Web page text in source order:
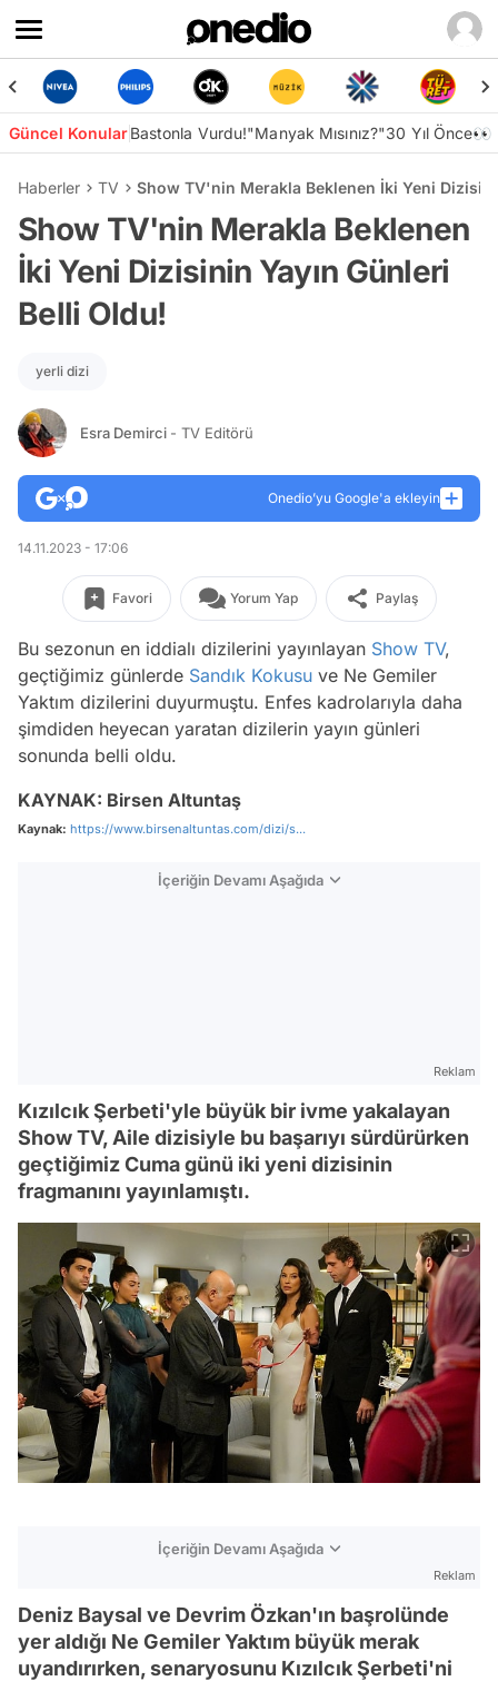
Güncel KonularBastonla Vurdu!"Manyak Mısınız?"30 Yıl Önce👀
Haberler TV Show TV'nin Merakla Beklenen İki Yeni
Show TV'nin Merakla Beklenen
İki Yeni Dizisinin Yayın Günleri
Belli Oldu!
yerli dizi
Esra Demirci - TV Editörü
Onedio’yu Google'a ekleyin
14.11.2023 - 17:06
Favori Yorum Yap Paylaş
Bu sezonun en iddialı dizilerini yayınlayan Show TV,
geçtiğimiz günlerde Sandık Kokusu ve Ne Gemiler
Yaktım dizilerini duyurmuştu. Enfes kadrolarıyla daha
şimdiden heyecan yaratan dizilerin yayın günleri
sonunda belli oldu.
KAYNAK: Birsen Altuntaş
Kaynak: https://www.birsenaltuntas.com/dizi/s...
İçeriğin Devamı Aşağıda
Reklam
Kızılcık Şerbeti'yle büyük bir ivme yakalayan
Show TV, Aile dizisiyle bu başarıyı sürdürürken
geçtiğimiz Cuma günü iki yeni dizisinin
fragmanını yayınlamıştı.
İçeriğin Devamı Aşağıda
Reklam
Deniz Baysal ve Devrim Özkan'ın başrolünde
yer aldığı Ne Gemiler Yaktım büyük merak
uyandırırken, senaryosunu Kızılcık Şerbeti'ni